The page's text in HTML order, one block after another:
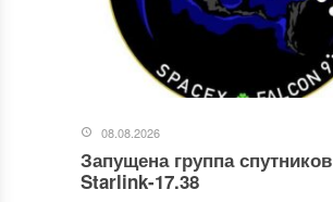
08.08.2026
Запущена группа спутников
Starlink-17.38